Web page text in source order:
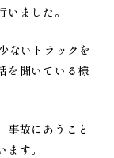
ました。
ないトラックを
を聞いている様
事故にあうこと
す。